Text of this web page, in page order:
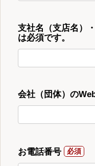
支社名（支店名）
は必須です。
会社（団体）の
お電話番号